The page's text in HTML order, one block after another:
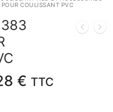
COULISSANT PVC
€ Plage
TTC